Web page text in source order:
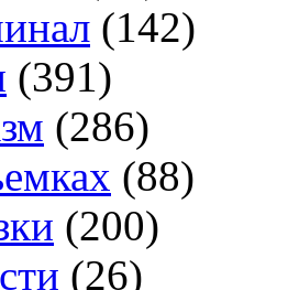
(142)
(391)
(286)
(88)
(200)
(26)